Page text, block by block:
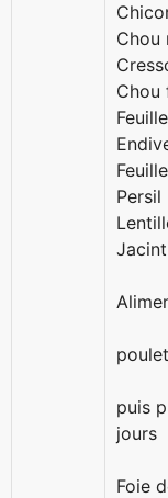
Chou
Chou
Persil
puis
jours
Foie